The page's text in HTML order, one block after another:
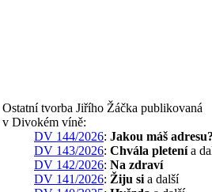
Ostatní tvorba Jiřího Žáčka publikovaná
v Divokém víně:
DV 144/2026: Jakou máš
DV 143/2026: Chvála pletenía
DV 142/2026: Na zdraví
DV 141/2026: Žiju si a další